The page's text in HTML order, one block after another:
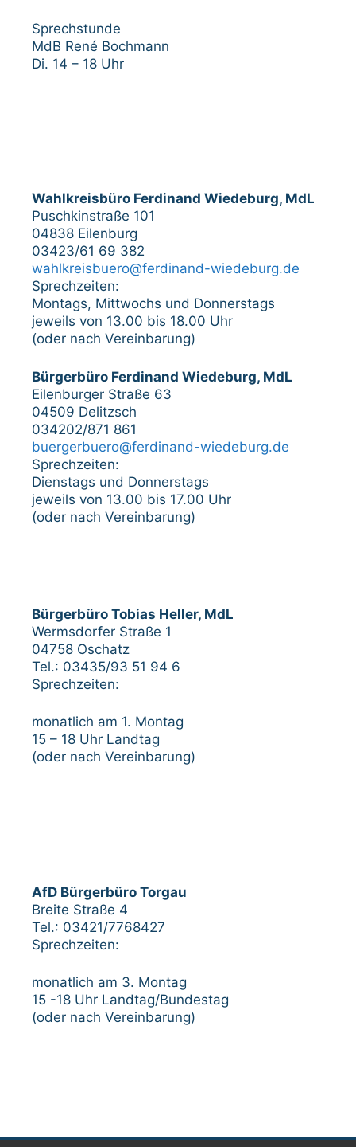
Sprechstunde
MdB René Bochmann
Di. 14 – 18 Uhr
Wahlkreisbüro Ferdinand Wiedeburg, MdL
Puschkinstraße 101
04838 Eilenburg
03423/61 69 382
wahlkreisbuero@ferdinand-wiedeburg.de
Sprechzeiten:
Montags, Mittwochs und Donnerstags
jeweils von 13.00 bis 18.00 Uhr
(oder nach Vereinbarung)
Bürgerbüro Ferdinand Wiedeburg, MdL
Eilenburger Straße 63
04509 Delitzsch
034202/871 861
buergerbuero@ferdinand-wiedeburg.de
Sprechzeiten:
Dienstags und Donnerstags
jeweils von 13.00 bis 17.00 Uhr
(oder nach Vereinbarung)
Bürgerbüro Tobias Heller, MdL
Wermsdorfer Straße 1
04758 Oschatz
Tel.: 03435/93 51 94 6
Sprechzeiten:
monatlich am 1. Montag
15 – 18 Uhr Landtag
(oder nach Vereinbarung)
AfD Bürgerbüro Torgau
Breite Straße 4
Tel.: 03421/7768427
Sprechzeiten:
monatlich am 3. Montag
15 -18 Uhr Landtag/Bundestag
(oder nach Vereinbarung)